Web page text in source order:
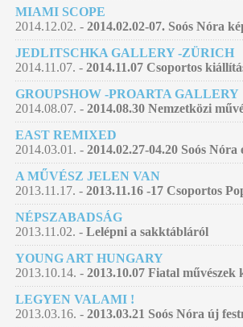
MIAMI SCOPE
2014.12.02. - 2014.02.02-07. Soós Nóra
JEDLITSCHKA GALLERY -ZÜRICH
2014.11.07. - 2014.11.07 Csoportos
GROUPSHOW -PROARTA GALLERY
2014.08.07. - 2014.08.30 Nemzetközi
EAST REMIXED
2014.03.01. - 2014.02.27-04.20 Soós
A MŰVÉSZ JELEN VAN
2013.11.17. - 2013.11.16 -17 Csoportos
NÉPSZABADSÁG
2013.11.02. - Lelépni a sakktábláról
YOUNG ART HUNGARY
2013.10.14. - 2013.10.07 Fiatal művészek
LEGYEN VALAMI !
2013.03.16. - 2013.03.21 Soós Nóra új